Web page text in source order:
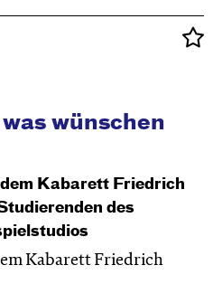
wünschen
dem Kabarett Friedrich
des
Kabarett Friedrich